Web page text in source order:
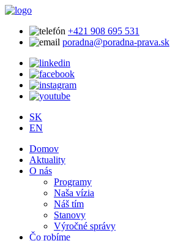
+421 908 695 531
poradna@poradna-prava.sk
SK
EN
Domov
Aktuality
O nás
Programy
Naša vízia
Náš tím
Stanovy
Výročné správy
Čo robíme